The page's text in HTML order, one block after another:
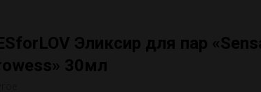
Эликсир для пар
30мл